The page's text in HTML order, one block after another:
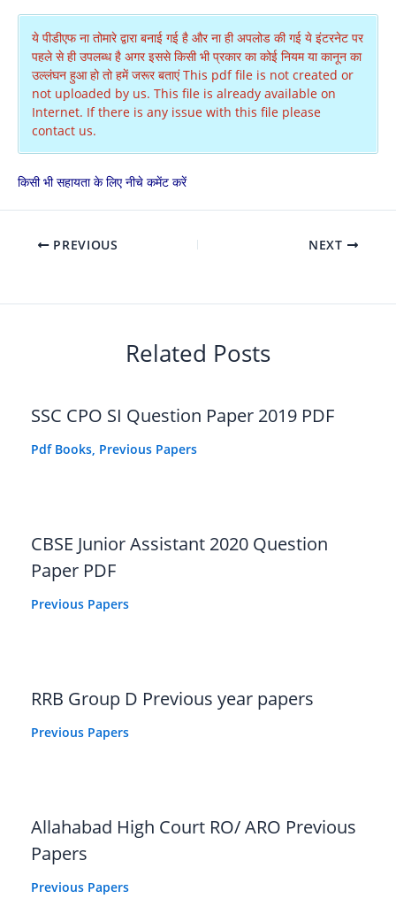
ये पीडीएफ ना तोमारे द्वारा बनाई गई है और ना ही अपलोड की गई ये इंटरनेट पर
पहले से ही उपलब्ध है अगर इससे किसी भी प्रकार का कोई नियम या कानून का
उल्लंघन हुआ हो तो हमें जरूर बताएं This pdf file is not created or
not uploaded by us. This file is already available on
Internet. If there is any issue with this file please
contact us.
किसी भी सहायता के लिए नीचे कमेंट करें
PREVIOUS NEXT
Related Posts
SSC CPO SI Question Paper 2019 PDF
Pdf Books, Previous Papers
CBSE Junior Assistant 2020 Question
Paper PDF
Previous Papers
RRB Group D Previous year papers
Previous Papers
Allahabad High Court RO/ ARO Previous
Papers
Previous Papers